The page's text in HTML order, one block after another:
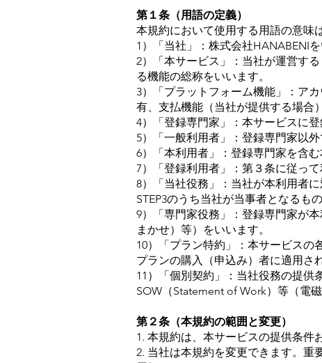
第１条（用語の定義）
本規約において使用する用語の意味
1）「当社」：株式会社HANABENIを
2）「本サービス」：当社が運営す
る機能の総称をいいます。
3）「プラットフォーム機能」：ア
有、支払機能（当社が提供する場合
4）「登録専門家」：本サービスに
5）「一般利用者」：登録専門家以
6）「本利用者」：登録専門家を含
7）「登録利用者」：第３条に従っ
8）「当社役務」：当社が本利用者
STEP3のうち当社が当事者となるも
9）「専門家役務」：登録専門家が
まかせ）等）をいいます。
10）「プラン特約」：本サービス
プランの購入（申込み）者に適用さ
11）「個別契約」：当社役務の提供
SOW（Statement of Work）等（電
第２条（本規約の範囲と変更）
1. 本規約は、本サービスの提供条件
2. 当社は本規約を変更できます。重